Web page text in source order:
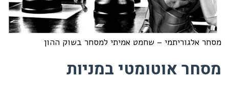
מסחר אלגוריתמי – שחמט אמיתי למסחר בשוק ההון
מסחר אוטומטי במניות